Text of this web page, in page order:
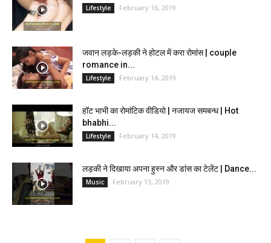
Lifestyle February 16, 2019
जवान लड़के-लड़की ने होटल में करा रोमांस | couple
romance in...
Lifestyle February 14, 2019
हॉट भाभी का रोमांटिक वीडियो | नजायज समबन्ध | Hot
bhabhi...
Lifestyle February 14, 2019
लड़की ने दिखाया अपना हुस्न और डांस का टेलेंट | Dance...
Music February 13, 2019